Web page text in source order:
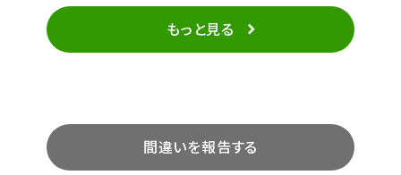
もっと見る
間違いを報告する